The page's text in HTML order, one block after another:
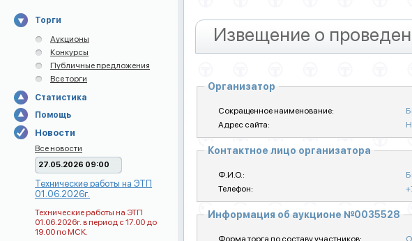
Торги
Аукционы
Конкурсы
Публичные предложения
Все торги
Статистика
Помощь
Новости
Все новости
27.05.2026 09:00
Технические работы на ЭТП
01.06.2026г.
Технические работы на ЭТП
01.06.2026г. в период с 17.00 до
19.00 по МСК.
Извещение о
Организатор
Сокращенное наименование:
Адрес сайта:
Контактное лицо организатора
Ф.И.О.:
Телефон:
Информация об аукционе №0035528
Форма торга по составу участников: